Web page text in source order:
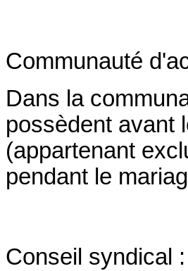
Communauté
Dans la
possèdent avant
(appartenant
pendant le
Conseil syndical :